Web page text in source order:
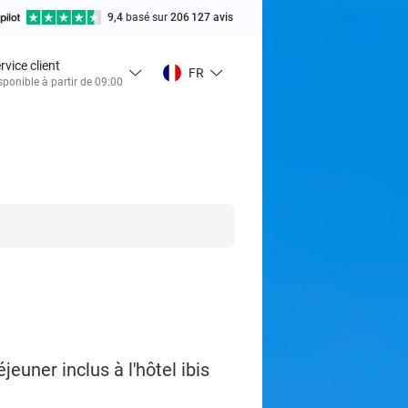
9,4 basé sur 206 127 avis
client
à partir de 09:00
FR
inclus à l'hôtel ibis